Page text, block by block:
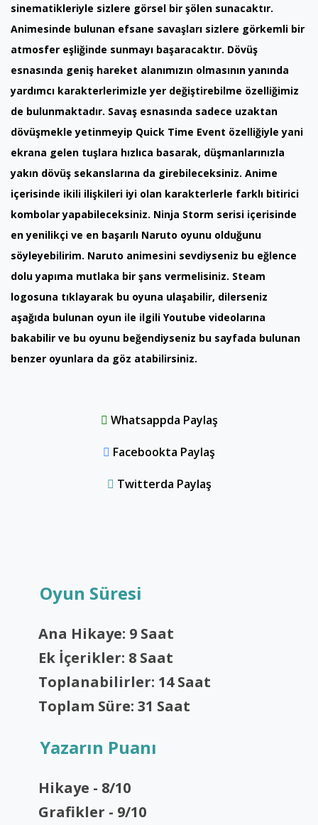
sinematikleriyle sizlere görsel bir şölen sunacaktır.
Animesinde bulunan efsane savaşları sizlere görkemli bir
atmosfer eşliğinde sunmayı başaracaktır. Dövüş
esnasında geniş hareket alanımızın olmasının yanında
yardımcı karakterlerimizle yer değiştirebilme özelliğimiz
de bulunmaktadır. Savaş esnasında sadece uzaktan
dövüşmekle yetinmeyip Quick Time Event özelliğiyle yani
ekrana gelen tuşlara hızlıca basarak, düşmanlarınızla
yakın dövüş sekanslarına da girebileceksiniz. Anime
içerisinde ikili ilişkileri iyi olan karakterlerle farklı bitirici
kombolar yapabileceksiniz. Ninja Storm serisi içerisinde
en yenilikçi ve en başarılı Naruto oyunu olduğunu
söyleyebilirim. Naruto animesini sevdiyseniz bu eğlence
dolu yapıma mutlaka bir şans vermelisiniz. Steam
logosuna tıklayarak bu oyuna ulaşabilir, dilerseniz
aşağıda bulunan oyun ile ilgili Youtube videolarına
bakabilir ve bu oyunu beğendiyseniz bu sayfada bulunan
benzer oyunlara da göz atabilirsiniz.
Whatsappda Paylaş
Facebookta Paylaş
Twitterda Paylaş
Oyun Süresi
Ana Hikaye: 9 Saat
Ek İçerikler: 8 Saat
Toplanabilirler: 14 Saat
Toplam Süre: 31 Saat
Yazarın Puanı
Hikaye - 8/10
Grafikler - 9/10